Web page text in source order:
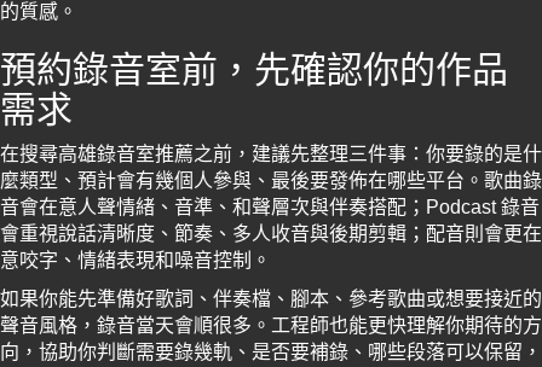
的質感。
預約錄音室前，先確認你的作品
需求
在搜尋高雄錄音室推薦之前，建議先整理三件事：你要錄的是什
麼類型、預計會有幾個人參與、最後要發佈在哪些平台。歌曲錄
音會在意人聲情緒、音準、和聲層次與伴奏搭配；Podcast 錄音
會重視說話清晰度、節奏、多人收音與後期剪輯；配音則會更在
意咬字、情緒表現和噪音控制。
如果你能先準備好歌詞、伴奏檔、腳本、參考歌曲或想要接近的
聲音風格，錄音當天會順很多。工程師也能更快理解你期待的方
向，協助你判斷需要錄幾軌、是否要補錄、哪些段落可以保留，